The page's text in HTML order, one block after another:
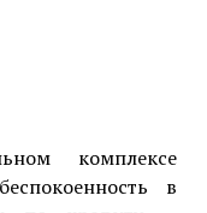
комплексе
в